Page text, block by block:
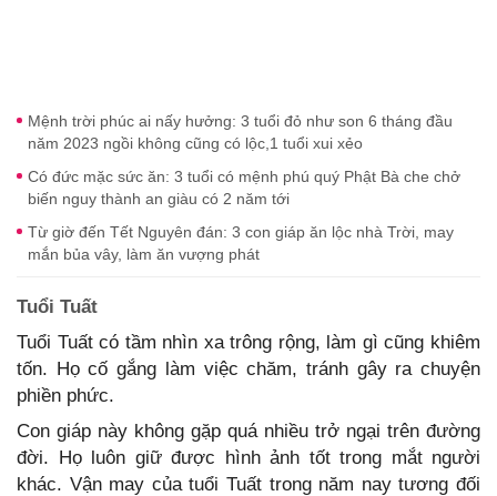
Mệnh trời phúc ai nấy hưởng: 3 tuổi đỏ như son 6 tháng đầu
năm 2023 ngồi không cũng có lộc,1 tuổi xui xẻo
Có đức mặc sức ăn: 3 tuổi có mệnh phú quý Phật Bà che chở
biến nguy thành an giàu có 2 năm tới
Từ giờ đến Tết Nguyên đán: 3 con giáp ăn lộc nhà Trời, may
mắn bủa vây, làm ăn vượng phát
Tuổi Tuất
Tuổi Tuất có tầm nhìn xa trông rộng, làm gì cũng khiêm
tốn. Họ cố gắng làm việc chăm, tránh gây ra chuyện
phiền phức.
Con giáp này không gặp quá nhiều trở ngại trên đường
đời. Họ luôn giữ được hình ảnh tốt trong mắt người
khác. Vận may của tuổi Tuất trong năm nay tương đối